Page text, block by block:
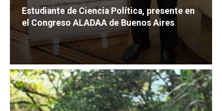
Estudiante de Ciencia Política, presente en
el Congreso ALADAA de Buenos Aires